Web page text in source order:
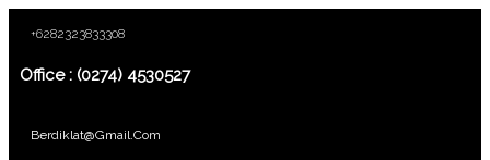
+6282323833308
Office : (0274) 4530527
Berdiklat@gmail.com